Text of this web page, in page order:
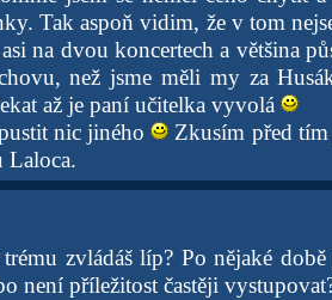
Tak aspoň vidim, že v tom
na dvou koncertech a většina
než jsme měli my za
až je paní učitelka vyvolá
nic jiného
Zkusím před tím
Laloca.
zvládáš líp? Po nějaké
není příležitost častěji